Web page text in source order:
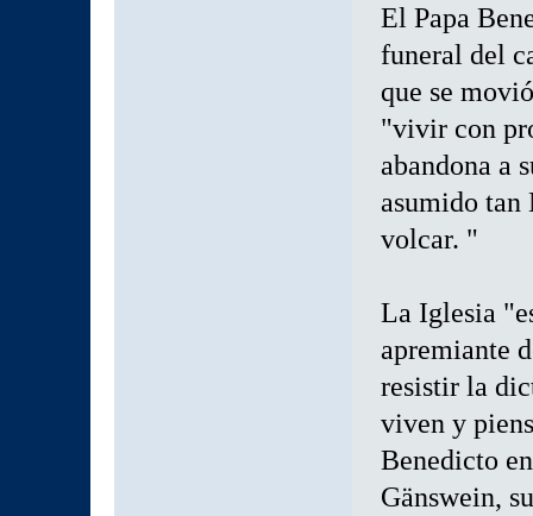
El Papa
funeral del
que se
"vivir con
abandona a
asumido tan
volcar. "
La Iglesia
apremiante
resistir la
viven y
Benedicto
Gänswein,